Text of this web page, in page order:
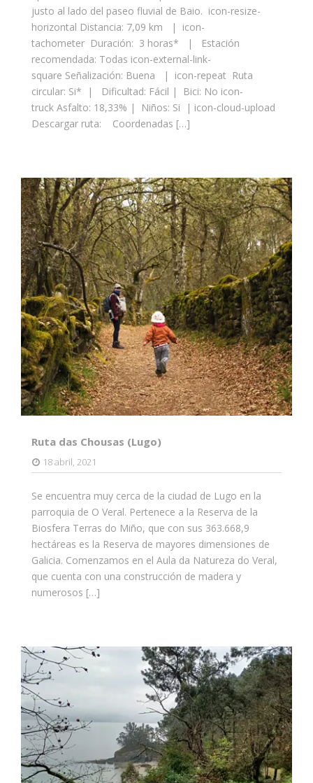
justo al lado del paseo fluvial de Baio. icon-resize-
horizontal Distancia: 7,09 km | icon-
tachometer Duración: 3 horas* | Estación
recomendada: Todas icon-external-link-
square Señalización: Buena | icon-repeat Ruta
circular: Si* | Dificultad: Fácil | Bici: No icon-
truck Asfalto: 18,33% | Niños: Si | icon-cloud-upload
Descargar ruta: Coordenadas […]
Ruta das Chousas (Lugo)
18 abril, 2021
Se encuentra muy cerca de la ciudad de Lugo en la
parroquia de O Veral. Pertenece a la Reserva de la
Biosfera Terras do Miño, que con sus 363.668,9
hectáreas es la Reserva de mayores dimensiones de
Galicia. Comenzamos en el Aula da Natureza do Veral,
que cuenta con una construcción de madera y
numerosos […]